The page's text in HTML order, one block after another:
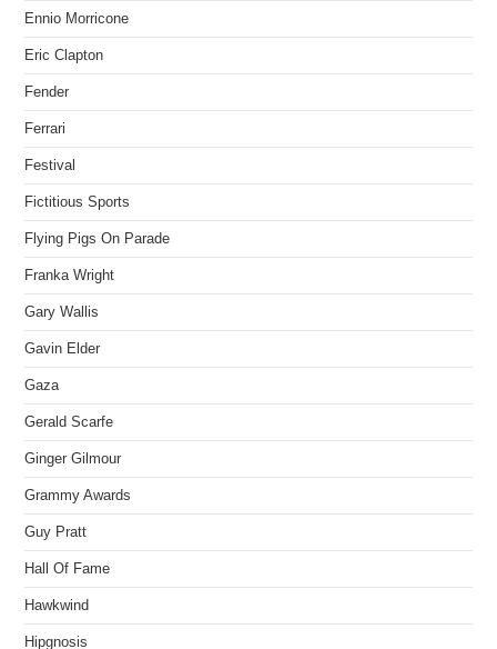
Ennio Morricone
Eric Clapton
Fender
Ferrari
Festival
Fictitious Sports
Flying Pigs On Parade
Franka Wright
Gary Wallis
Gavin Elder
Gaza
Gerald Scarfe
Ginger Gilmour
Grammy Awards
Guy Pratt
Hall Of Fame
Hawkwind
Hipgnosis